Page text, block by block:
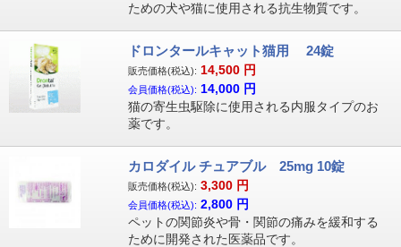
ための犬や猫に使用される抗生物質です。
ドロンタールキャット猫用 24錠
販売価格(税込): 14,500 円
会員価格(税込): 14,000 円
猫の寄生虫駆除に使用される内服タイプのお
薬です。
カロダイル チュアブル 25mg 10錠
販売価格(税込): 3,300 円
会員価格(税込): 2,800 円
ペットの関節炎や骨・関節の痛みを緩和する
ために開発された医薬品です。